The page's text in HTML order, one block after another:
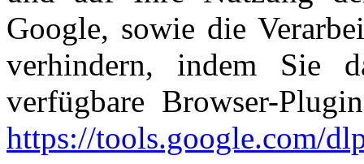
Google, sowie die
verhindern, indem Sie
verfügbare Browser-
https://tools.google.com/